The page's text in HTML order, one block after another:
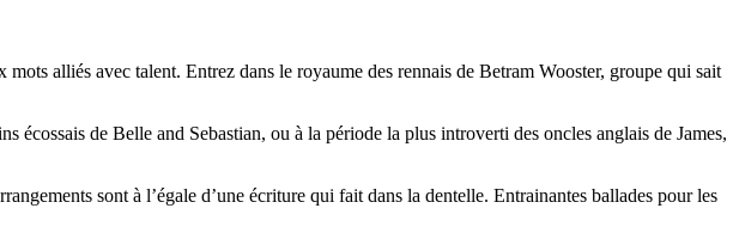
alliés avec talent. Entrez dans le royaume des rennais de Betram Wooster, groupe qui sait
de Belle and Sebastian, ou à la période la plus introverti des oncles anglais de James,
sont à l’égale d’une écriture qui fait dans la dentelle. Entrainantes ballades pour les